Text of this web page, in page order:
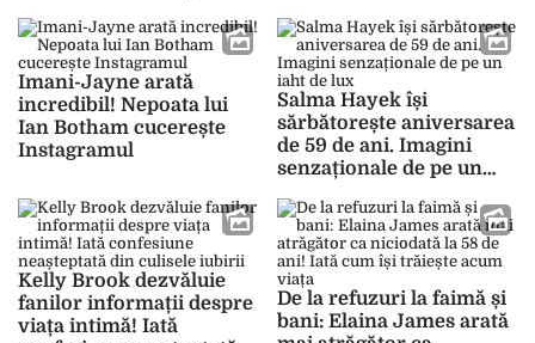
mari
Imani-Jayne arată
incredibil! Nepoata lui
Ian Botham cucerește
Instagramul
Salma Hayek își
sărbătorește aniversarea
de 59 de ani. Imagini
senzaționale de pe un
Kelly Brook dezvăluie
fanilor informații despre
viața intimă! Iată
De la refuzuri la faimă și
bani: Elaina James arată